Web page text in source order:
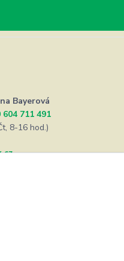
Bayerová
604 711 491
8-16 hod.)